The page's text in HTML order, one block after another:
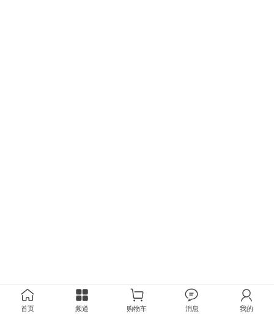
首页 频道 购物车 消息 我的